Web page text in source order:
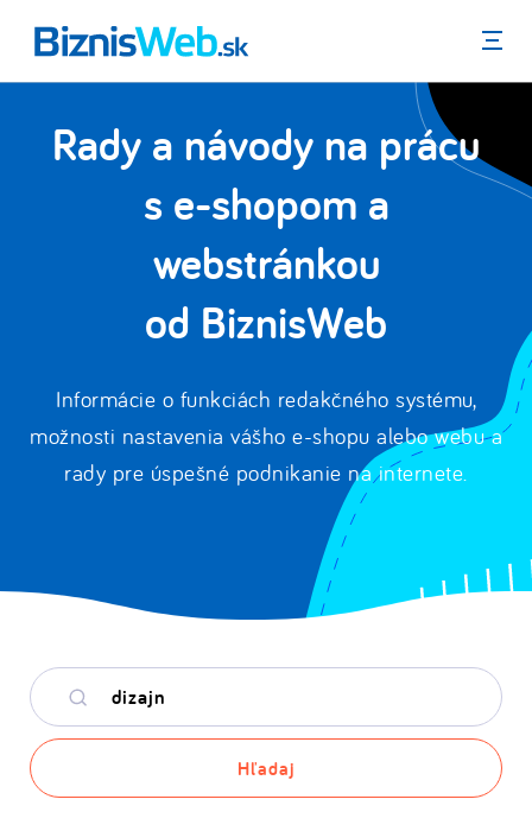
Menu
Rady a návody na prácu
s e-shopom a
webstránkou
od BiznisWeb
Informácie o funkciách redakčného systému,
možnosti nastavenia vášho e-shopu alebo webu a
rady pre úspešné podnikanie na internete.
Hľadané
kľúčové
slovo
Hľadaj